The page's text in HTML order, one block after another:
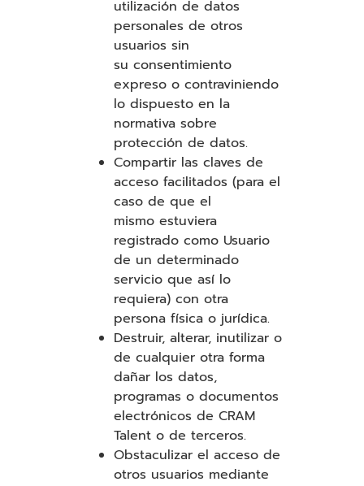
utilización de datos
personales de otros
usuarios sin
su consentimiento
expreso o contraviniendo
lo dispuesto en la
normativa sobre
protección de datos.
Compartir las claves de
acceso facilitados (para el
caso de que el
mismo estuviera
registrado como Usuario
de un determinado
servicio que así lo
requiera) con otra
persona física o jurídica.
Destruir, alterar, inutilizar o
de cualquier otra forma
dañar los datos,
programas o documentos
electrónicos de CRAM
Talent o de terceros.
Obstaculizar el acceso de
otros usuarios mediante